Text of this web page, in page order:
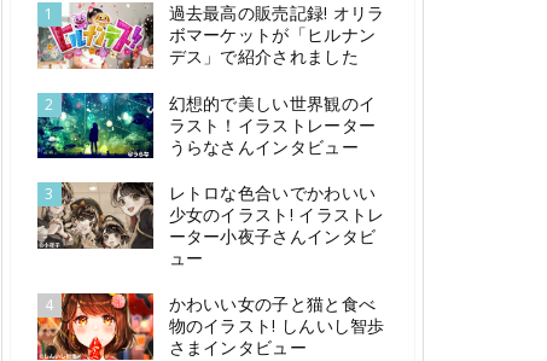
1
過去最高の販売記録! オリラ
ボマーケットが「ヒルナン
デス」で紹介されました
2
幻想的で美しい世界観のイ
ラスト！イラストレーター
うらなさんインタビュー
3
レトロな色合いでかわいい
少女のイラスト! イラストレ
ーター小夜子さんインタビ
ュー
4
かわいい女の子と猫と食べ
物のイラスト! しんいし智歩
さまインタビュー